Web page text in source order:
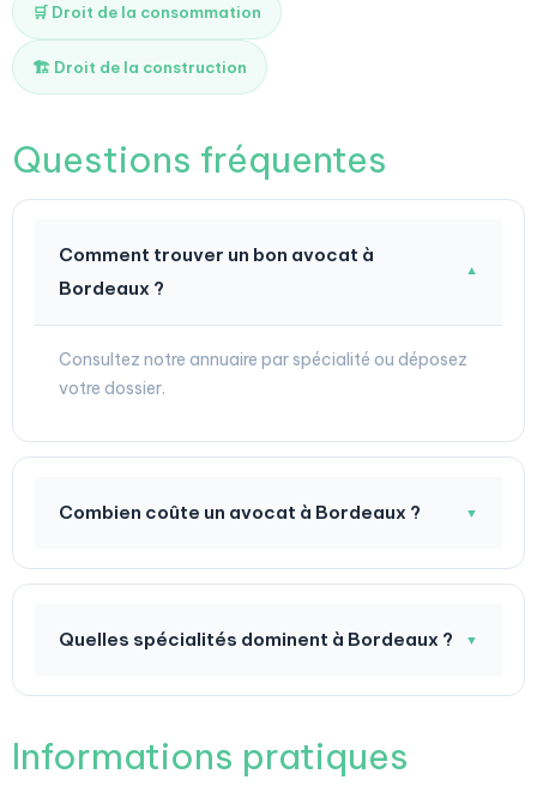
🛒 Droit de la consommation
🏗️ Droit de la construction
Questions fréquentes
Comment trouver un bon avocat à
Bordeaux ?
▼
Consultez notre annuaire par spécialité ou déposez
votre dossier.
Combien coûte un avocat à Bordeaux ? ▼
Quelles spécialités dominent à Bordeaux ? ▼
Informations pratiques